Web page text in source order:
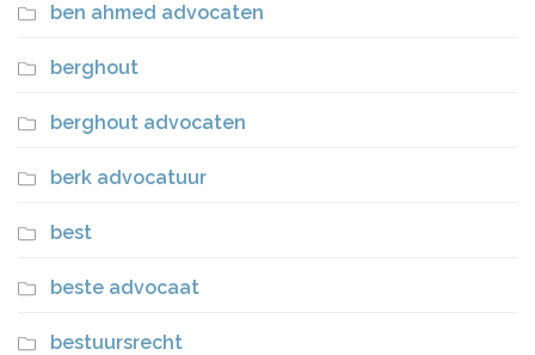
ben ahmed advocaten
berghout
berghout advocaten
berk advocatuur
best
beste advocaat
bestuursrecht